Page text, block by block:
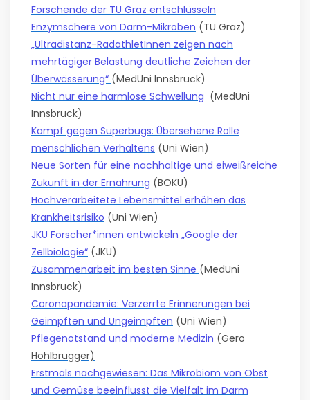
Forschende der TU Graz entschlüsseln
Enzymschere von Darm-Mikroben (TU Graz)
„Ultradistanz-RadathletInnen zeigen nach
mehrtägiger Belastung deutliche Zeichen der
Überwässerung“ (MedUni Innsbruck)
Nicht nur eine harmlose Schwellung (MedUni
Innsbruck)
Kampf gegen Superbugs: Übersehene Rolle
menschlichen Verhaltens (Uni Wien)
Neue Sorten für eine nachhaltige und eiweißreiche
Zukunft in der Ernährung (BOKU)
Hochverarbeitete Lebensmittel erhöhen das
Krankheitsrisiko (Uni Wien)
JKU Forscher*innen entwickeln „Google der
Zellbiologie“ (JKU)
Zusammenarbeit im besten Sinne (MedUni
Innsbruck)
Coronapandemie: Verzerrte Erinnerungen bei
Geimpften und Ungeimpften (Uni Wien)
Pflegenotstand und moderne Medizin (Gero
Hohlbrugger)
Erstmals nachgewiesen: Das Mikrobiom von Obst
und Gemüse beeinflusst die Vielfalt im Darm